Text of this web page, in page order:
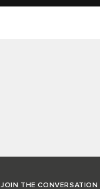
JOIN THE CONVERSATION